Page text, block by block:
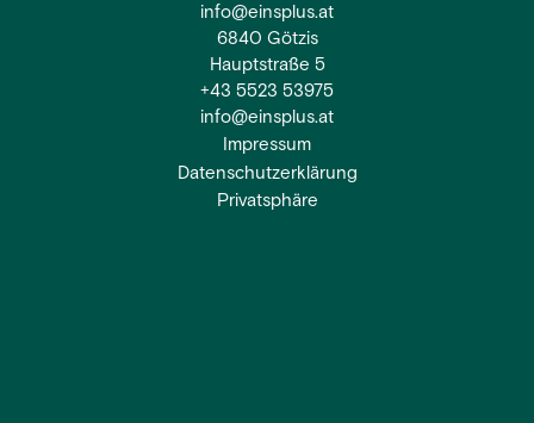
info@einsplus.at
6840 Götzis
Hauptstraße 5
+43 5523 53975
info@einsplus.at
Impressum
Datenschutzerklärung
Privatsphäre